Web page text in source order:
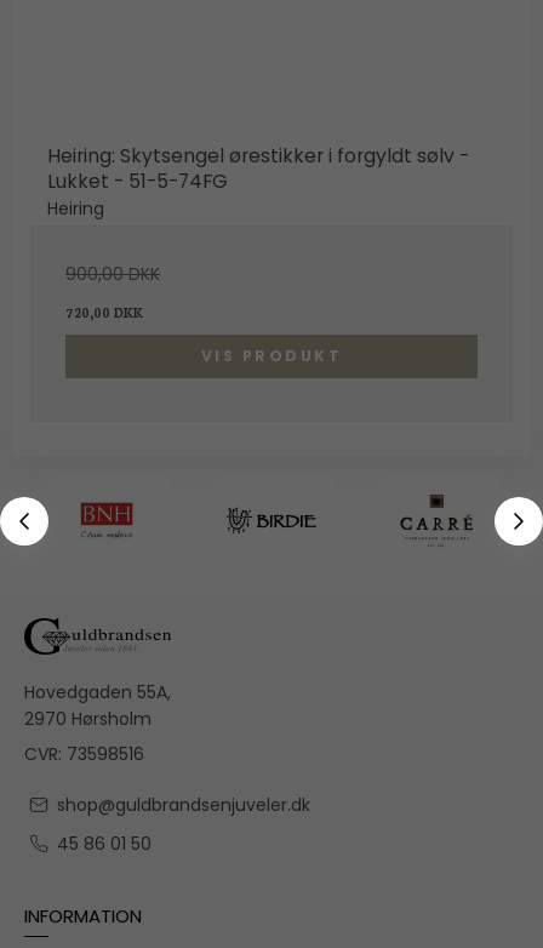
Heiring: Skytsengel ørestikker i forgyldt sølv -
Lukket - 51-5-74FG
Heiring
900,00 DKK
720,00 DKK
VIS PRODUKT
Hovedgaden 55A,
2970 Hørsholm
CVR: 73598516
shop@guldbrandsenjuveler.dk
45 86 01 50
INFORMATION